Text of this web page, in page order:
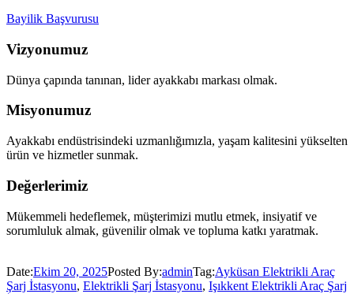
Bayilik Başvurusu
Vizyonumuz
Dünya çapında tanınan, lider ayakkabı markası olmak.
Misyonumuz
Ayakkabı endüstrisindeki uzmanlığımızla, yaşam kalitesini yükselten
ürün ve hizmetler sunmak.
Değerlerimiz
Mükemmeli hedeflemek, müşterimizi mutlu etmek, insiyatif ve
sorumluluk almak, güvenilir olmak ve topluma katkı yaratmak.
Date:Ekim 20, 2025Posted By:adminTag:Ayküsan Elektrikli Araç
Şarj İstasyonu, Elektrikli Şarj İstasyonu, Işıkkent Elektrikli Araç Şarj